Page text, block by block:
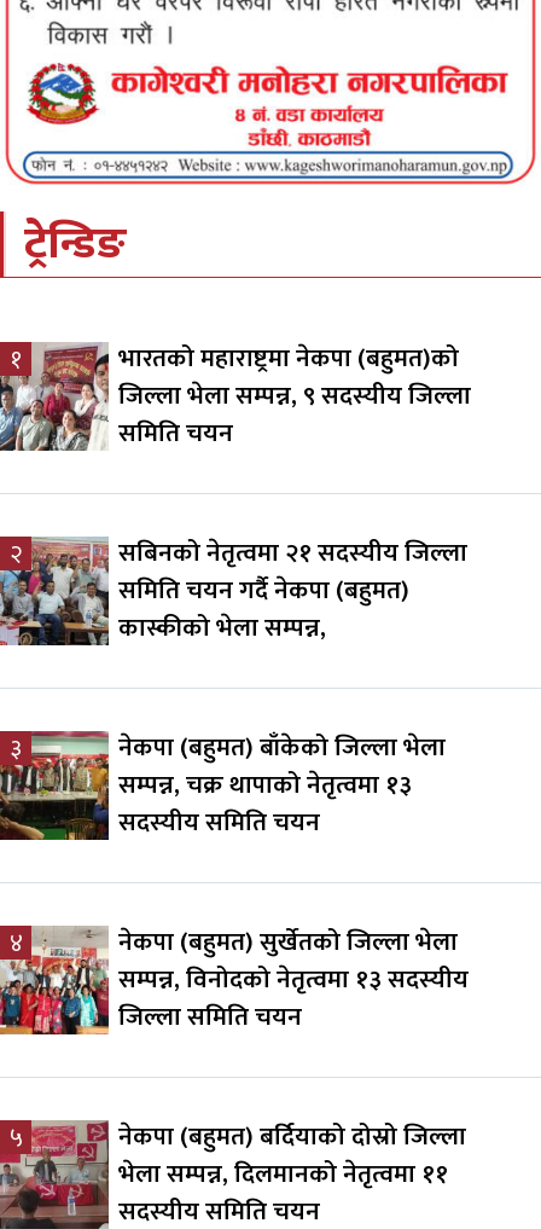
ट्रेन्डिङ
१
भारतको महाराष्ट्रमा नेकपा (बहुमत)को
जिल्ला भेला सम्पन्न, ९ सदस्यीय जिल्ला
समिति चयन
२
सबिनको नेतृत्वमा २१ सदस्यीय जिल्ला
समिति चयन गर्दै नेकपा (बहुमत)
कास्कीको भेला सम्पन्न,
३
नेकपा (बहुमत) बाँकेको जिल्ला भेला
सम्पन्न, चक्र थापाको नेतृत्वमा १३
सदस्यीय समिति चयन
४
नेकपा (बहुमत) सुर्खेतको जिल्ला भेला
सम्पन्न, विनोदको नेतृत्वमा १३ सदस्यीय
जिल्ला समिति चयन
५
नेकपा (बहुमत) बर्दियाको दोस्रो जिल्ला
भेला सम्पन्न, दिलमानको नेतृत्वमा ११
सदस्यीय समिति चयन